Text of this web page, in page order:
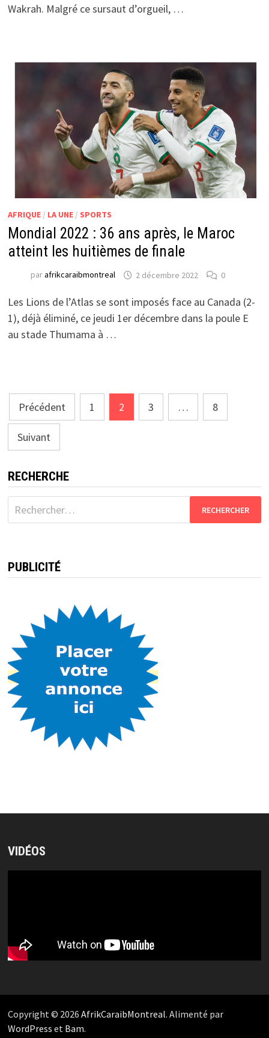
Wakrah. Malgré ce sursaut d’orgueil, …
AFRIQUE/ LA UNE/ SPORTS
Mondial 2022 : 36 ans après, le Maroc
atteint les huitièmes de finale
parafrikcaraibmontreal 2 décembre 2022 0
Les Lions de l’Atlas se sont imposés face au Canada (2-
1), déjà éliminé, ce jeudi 1er décembre dans la poule E
au stade Thumama à …
Pagination
des
publications
Précédent 1 2 3 … 8
Suivant
RECHERCHE
Rechercher :
PUBLICITÉ
VIDÉOS
Copyright © 2026 AfrikCaraibMontreal. Alimenté par
WordPress et Bam.